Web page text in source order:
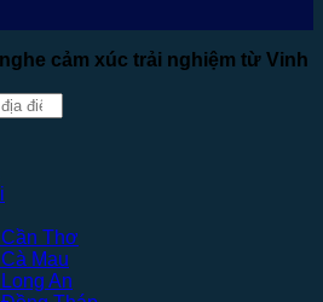
cảm xúc trải nghiệm từ Vinh
Thơ
Mau
An